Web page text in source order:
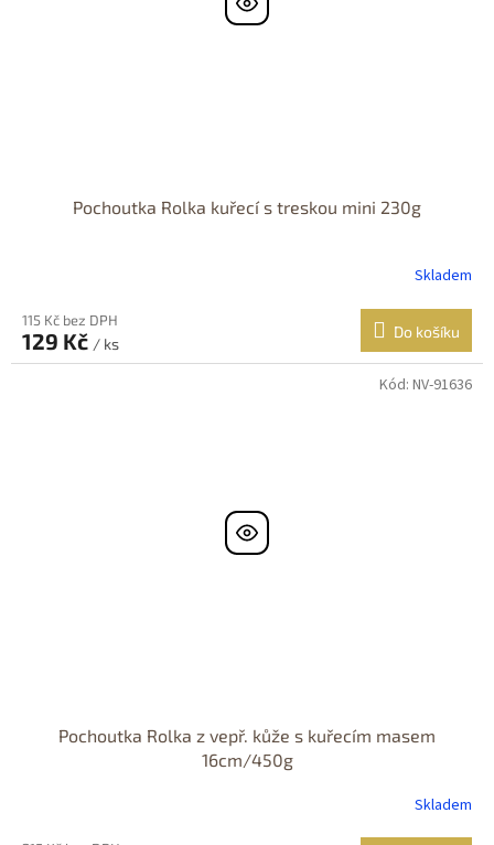
Pochoutka Rolka kuřecí s treskou mini 230g
Skladem
115 Kč bez DPH
129 Kč / ks
Do košíku
Pochoutka Rolka z vepř. kůže s kuřecím masem
16cm/450g
Skladem
Kód: NV-91636